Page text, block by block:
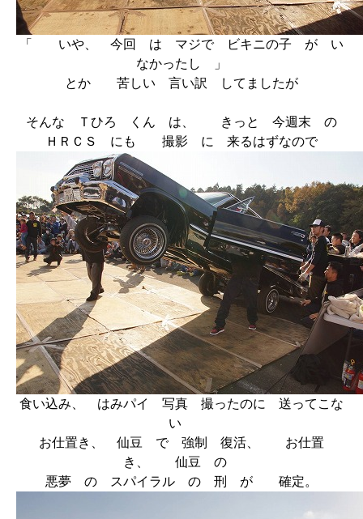
「 いや、 今回 は マジで ビキニの子 が い
なかったし 」
とか 苦しい 言い訳 してましたが
そんな Ｔひろ くん は、 きっと 今週末 の
ＨＲＣＳ にも 撮影 に 来るはずなので
食い込み、 はみパイ 写真 撮ったのに 送ってこな
い
お仕置き、 仙豆 で 強制 復活、 お仕置
き、 仙豆 の
悪夢 の スパイラル の 刑 が 確定。